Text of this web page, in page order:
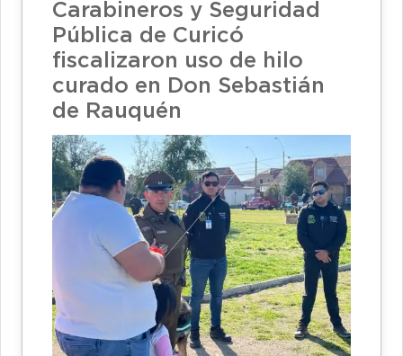
Carabineros y Seguridad
Pública de Curicó
fiscalizaron uso de hilo
curado en Don Sebastián
de Rauquén